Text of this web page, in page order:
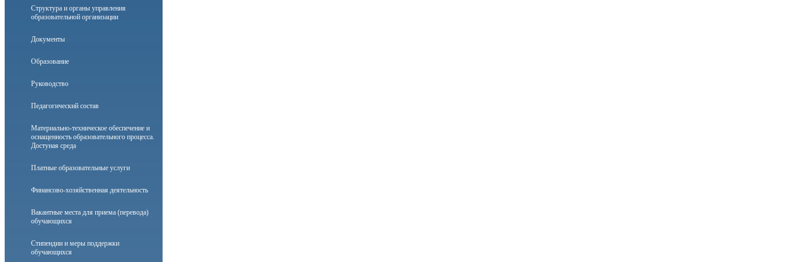
Структура и органы управления
образовательной организации
Документы
Образование
Руководство
Педагогический состав
Материально-техническое обеспечение и
оснащенность образовательного процесса.
Достуная среда
Платные образовательные услуги
Финансово-хозяйственная деятельность
Вакантные места для приема (перевода)
обучающихся
Стипендии и меры поддержки
обучающихся